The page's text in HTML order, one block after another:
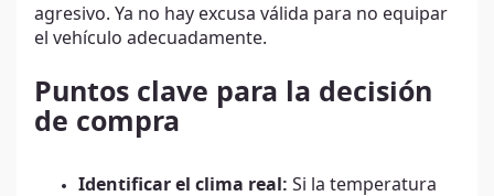
agresivo. Ya no hay excusa válida para no equipar
el vehículo adecuadamente.
Puntos clave para la decisión
de compra
Identificar el clima real: Si la temperatura